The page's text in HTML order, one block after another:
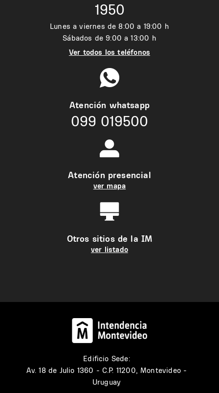
1950
Lunes a viernes de 8:00 a 19:00 h
Sábados de 9:00 a 13:00 h
Ver todos los teléfonos
Atención whatsapp
099 019500
Atención presencial
ver mapa
Otros sitios de la IM
ver listado
Edificio Sede:
Av. 18 de Julio 1360 - C.P. 11200, Montevideo -
Uruguay